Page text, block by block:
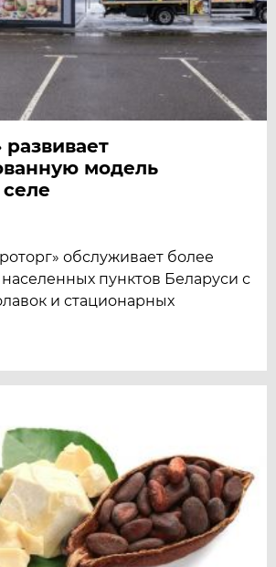
развивает
модель
обслуживает более
населенных пунктов Беларуси с
и стационарных